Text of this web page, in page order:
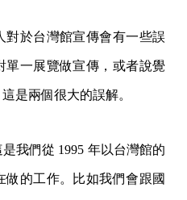
對於台灣館宣傳會有一些誤
單一展覽做宣傳，或者說覺
是兩個很大的誤解。
我們從 1995 年以台灣館的
的工作。比如我們會跟國